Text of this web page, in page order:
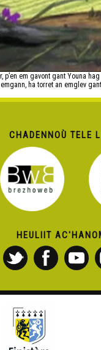
em gavont gant
ha torret an emglev
CHADENNOÙ TELE
HEULIIT